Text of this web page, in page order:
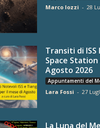
Marco Iozzi - 28
Transiti di
Space
Agosto 2026
Appuntamenti del
Lara Fossi - 27
La Luna del